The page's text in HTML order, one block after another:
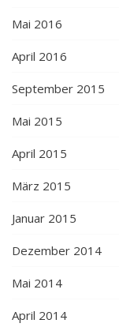
Mai 2016
April 2016
September 2015
Mai 2015
April 2015
März 2015
Januar 2015
Dezember 2014
Mai 2014
April 2014